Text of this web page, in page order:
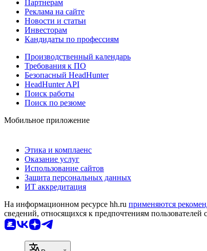
Партнерам
Реклама на сайте
Новости и статьи
Инвесторам
Кандидаты по профессиям
Производственный календарь
Требования к ПО
Безопасный HeadHunter
HeadHunter API
Поиск работы
Поиск по резюме
Мобильное приложение
Этика и комплаенс
Оказание услуг
Использование сайтов
Защита персональных данных
ИТ аккредитация
На информационном ресурсе hh.ru применяются
сведений, относящихся к предпочтениям